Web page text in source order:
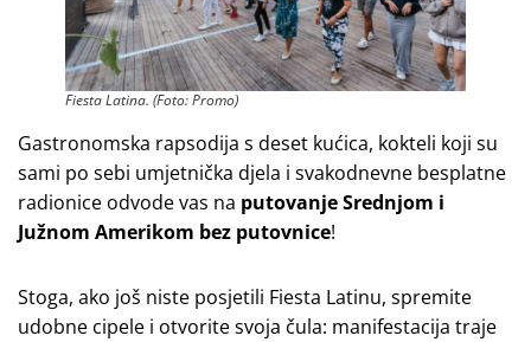
Fiesta Latina. (Foto: Promo)
Gastronomska rapsodija s deset kućica, kokteli koji su
sami po sebi umjetnička djela i svakodnevne besplatne
radionice odvode vas na putovanje Srednjom i
Južnom Amerikom bez putovnice!
Stoga, ako još niste posjetili Fiesta Latinu, spremite
udobne cipele i otvorite svoja čula: manifestacija traje